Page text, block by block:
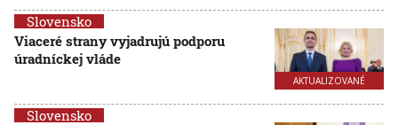
AKTUALIZOVANÉ
Slovensko
Viaceré strany vyjadrujú podporu
úradníckej vláde
Slovensko